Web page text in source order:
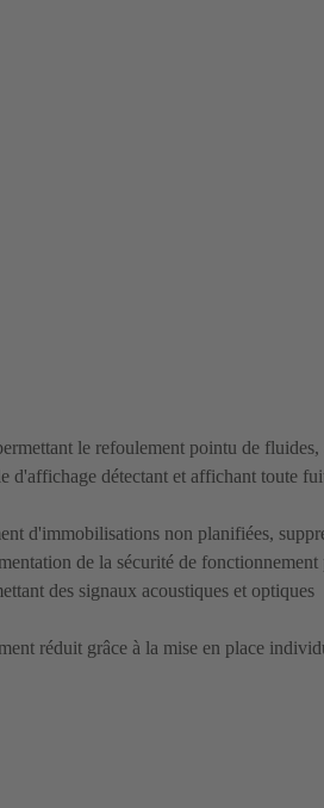
le refoulement pointu de
d'affichage détectant et affichant toute
d'immobilisations non planifiées,
de la sécurité de
des signaux acoustiques et optiques
réduit grâce à la mise en place